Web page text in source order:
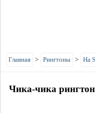
Главная > Рингтоны > На
Чика-чика рингтон